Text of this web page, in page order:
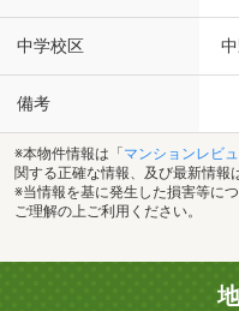
中学校区
備考
※本物件情報は「 マンションレビ
関する正確な情報、及び最新情報
※当情報を基に発生した損害等に
ご理解の上ご利用ください。